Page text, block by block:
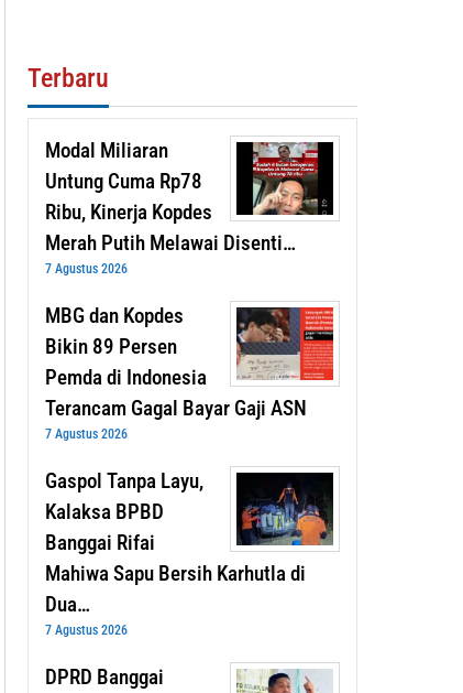
Terbaru
Modal Miliaran
Untung Cuma Rp78
Ribu, Kinerja Kopdes
Merah Putih Melawai Disenti…
7 Agustus 2026
MBG dan Kopdes
Bikin 89 Persen
Pemda di Indonesia
Terancam Gagal Bayar Gaji ASN
7 Agustus 2026
Gaspol Tanpa Layu,
Kalaksa BPBD
Banggai Rifai
Mahiwa Sapu Bersih Karhutla di
Dua…
7 Agustus 2026
DPRD Banggai